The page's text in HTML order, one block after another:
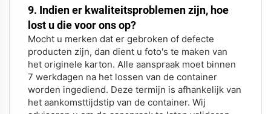
9. Indien er kwaliteitsproblemen zijn, hoe
lost u die voor ons op?
Mocht u merken dat er gebroken of defecte
producten zijn, dan dient u foto's te maken van
het originele karton. Alle aanspraak moet binnen
7 werkdagen na het lossen van de container
worden ingediend. Deze termijn is afhankelijk van
het aankomsttijdstip van de container. Wij